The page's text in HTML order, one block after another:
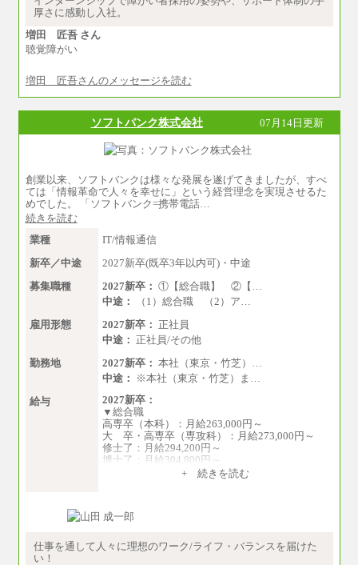
厚さに感動し入社。
増田 匠吾 さん
聴覚障がい
増田 匠吾さんのメッセージを読む
ソフトバンク株式会社 07月14日更新
創業以来、ソフトバンクは様々な発展を遂げてきましたが、すべ
ては「情報革命で人々を幸せに」という経営理念を実現させるた
めでした。 「ソフトバンク=携帯電話…
続きを読む
業種
IT/情報通信
新卒／中途
2027新卒(既卒3年以内可)・中途
募集職種
2027新卒： ①【総合職】 ②【…
中途：
（1）総合職 （2）ア…
雇用形態
2027新卒： 正社員
中途： 正社員/その他
勤務地
2027新卒： 本社（東京・竹芝）…
中途：
※本社（東京・竹芝）ま…
給与
2027新卒：
▼総合職
高専卒（本科）：月給263,000円～
大 卒・高専卒（専攻科）：月給273,000円～
修士了：月給294,200円～
博士了：月給304,800円～
ず個別設定することがあります
▼アソシエイト職
+ 続きを読む
仕事を通して人々に理想のワーク/ライフ・バランスを届けた
い！